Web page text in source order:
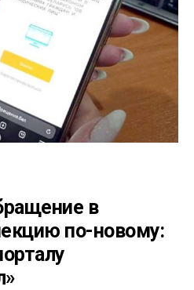
в
по-новому: